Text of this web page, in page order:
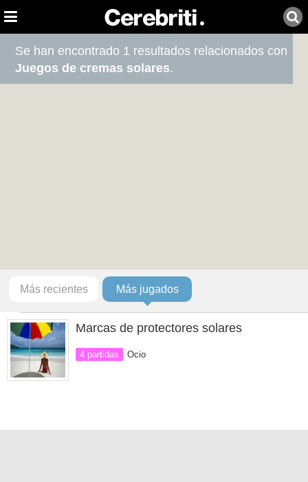
Se han encontrado 1 resultados relacionados con
Juegos de cremas solares.
Más recientes Más jugados
Marcas de protectores solares
4 partidas Ocio